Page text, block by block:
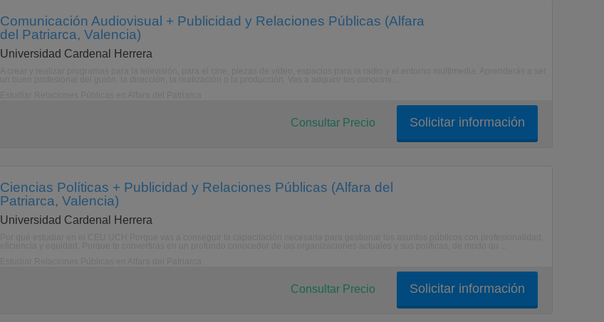
Comunicación Audiovisual + Publicidad y Relaciones Públicas (Alfara
del Patriarca, Valencia)
Universidad Cardenal Herrera
Solicitar información
Consultar Precio
Ciencias Políticas + Publicidad y Relaciones Públicas (Alfara del
Patriarca, Valencia)
Universidad Cardenal Herrera
Solicitar información
Consultar Precio